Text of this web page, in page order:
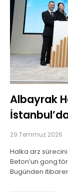
Albayrak
29 Temmuz 2026
Halka arz
Beton’un gong
Bugünden